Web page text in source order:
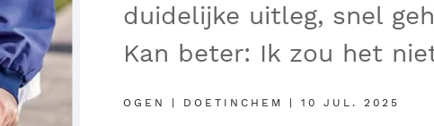
duidelijke uitleg, snel
Kan beter: Ik zou het
OGEN | DOETINCHEM | 10 JUL. 2025